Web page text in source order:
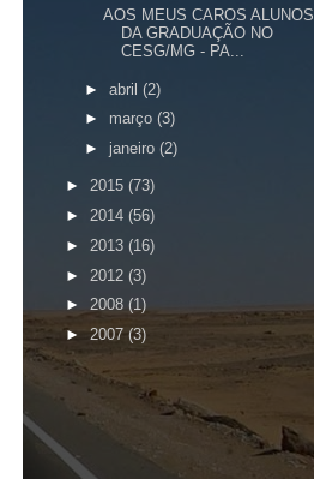
AOS MEUS CAROS ALUNOS
DA GRADUAÇÃO NO
CESG/MG - PA...
► abril (2)
► março (3)
► janeiro (2)
► 2015 (73)
► 2014 (56)
► 2013 (16)
► 2012 (3)
► 2008 (1)
► 2007 (3)